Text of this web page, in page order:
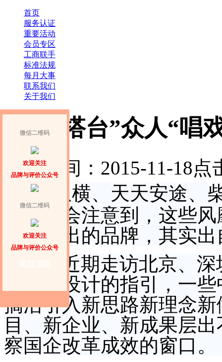
首页
服务认证
重要活动
会员专区
工商联手
标准法规
每月大事
联系我们
关于我们
央企“搭台”众人“唱
发布时间：2015-11-18点
航旅纵横、天天安途
少有人会注意到，这些
脱颖而出的品牌，其实
记者近期走访北京、
革顶层设计的指引，一
搞活引入新思路新理念
目、新企业、新成果层
察国企改革成效的窗口。
微信二维码
欢迎关注
品牌与评价公众号
微信二维码
欢迎关注
品牌与评价公众号